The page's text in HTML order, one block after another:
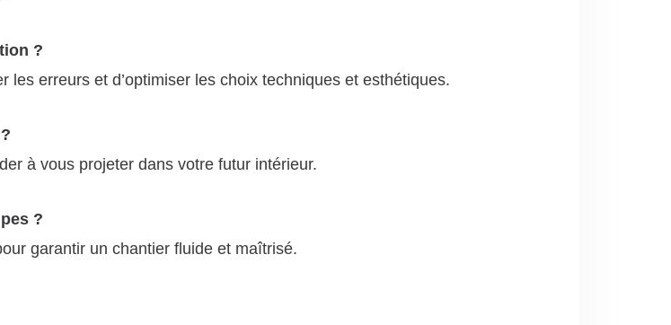
?
les erreurs et d’optimiser les choix techniques et esthétiques.
à vous projeter dans votre futur intérieur.
?
garantir un chantier fluide et maîtrisé.